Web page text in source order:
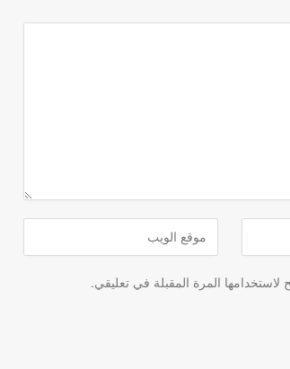
المرة المقبلة في تعليقي.